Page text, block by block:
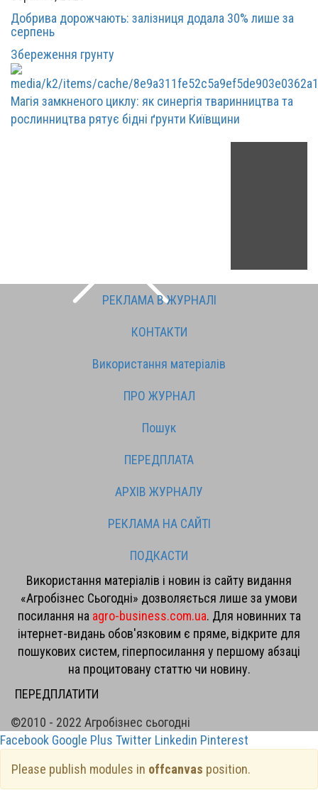
Добрива дорожчають: залізниця додала 30% лише за
серпень
Збереження грунту
Магія замкненого циклу: як синергія тваринництва та
рослинництва рятує бідні ґрунти Київщини
РЕКЛАМА В ЖУРНАЛІ
КОНТАКТИ
Використання матеріалів
ПРО ЖУРНАЛ
Пошук
ПЕРЕДПЛАТА
АРХІВ ЖУРНАЛУ
РЕКЛАМА НА САЙТІ
ПОДКАСТИ
Використання матеріалів і новин із сайту видання
«Агробізнес Сьогодні» дозволяється лише за умови
посилання на agro-business.com.ua. Для новинних та
інтернет-видань обов'язковим є пряме, відкрите для
пошукових систем, гіперпосилання у першому абзаці
на процитовану статтю чи новину.
ПЕРЕДПЛАТИТИ
©2010 - 2022 Агробізнес сьогодні
Facebook Google Plus Twitter Linkedin Pinterest
Please publish modules in offcanvas position.